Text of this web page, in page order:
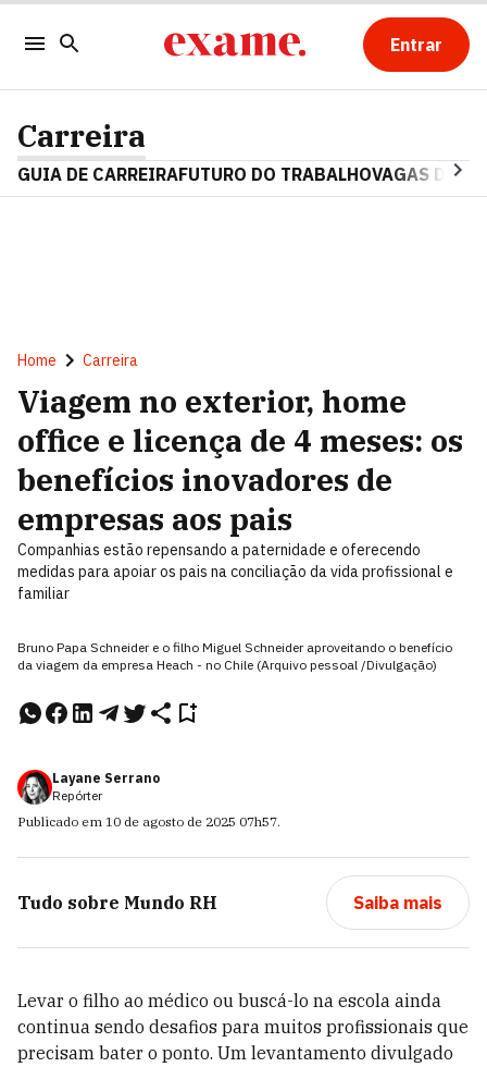
Entrar
Carreira
GUIA DE CARREIRAFUTURO DO TRABALHOVAGAS DE
Home Carreira
Viagem no exterior, home
office e licença de 4 meses: os
benefícios inovadores de
empresas aos pais
Companhias estão repensando a paternidade e oferecendo
medidas para apoiar os pais na conciliação da vida profissional e
familiar
Bruno Papa Schneider e o filho Miguel Schneider aproveitando o benefício
da viagem da empresa Heach - no Chile (Arquivo pessoal /Divulgação)
Layane Serrano
Repórter
Publicado em 10 de agosto de 2025 07h57.
Tudo sobre Mundo RH Saiba mais
Levar o filho ao médico ou buscá-lo na escola ainda
continua sendo desafios para muitos profissionais que
precisam bater o ponto. Um levantamento divulgado